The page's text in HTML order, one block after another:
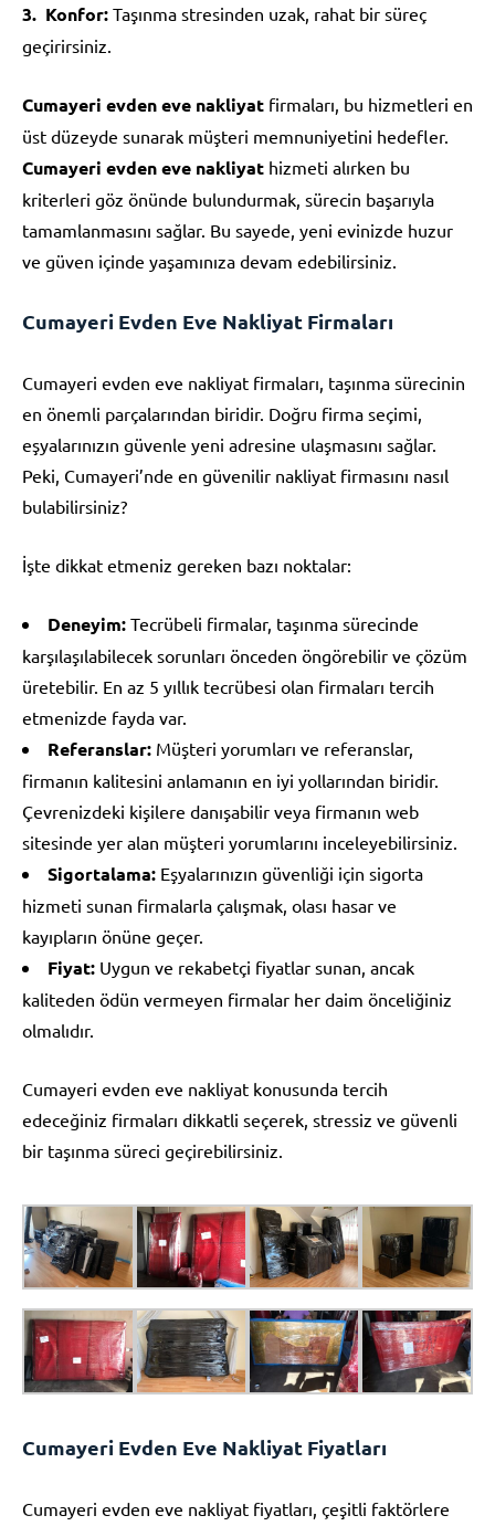
Konfor: Taşınma stresinden uzak, rahat bir süreç
geçirirsiniz.
Cumayeri evden eve nakliyat firmaları, bu hizmetleri en
üst düzeyde sunarak müşteri memnuniyetini hedefler.
Cumayeri evden eve nakliyat hizmeti alırken bu
kriterleri göz önünde bulundurmak, sürecin başarıyla
tamamlanmasını sağlar. Bu sayede, yeni evinizde huzur
ve güven içinde yaşamınıza devam edebilirsiniz.
Cumayeri Evden Eve Nakliyat Firmaları
Cumayeri evden eve nakliyat firmaları, taşınma sürecinin
en önemli parçalarından biridir. Doğru firma seçimi,
eşyalarınızın güvenle yeni adresine ulaşmasını sağlar.
Peki, Cumayeri’nde en güvenilir nakliyat firmasını nasıl
bulabilirsiniz?
İşte dikkat etmeniz gereken bazı noktalar:
Deneyim: Tecrübeli firmalar, taşınma sürecinde
karşılaşılabilecek sorunları önceden öngörebilir ve çözüm
üretebilir. En az 5 yıllık tecrübesi olan firmaları tercih
etmenizde fayda var.
Referanslar: Müşteri yorumları ve referanslar,
firmanın kalitesini anlamanın en iyi yollarından biridir.
Çevrenizdeki kişilere danışabilir veya firmanın web
sitesinde yer alan müşteri yorumlarını inceleyebilirsiniz.
Sigortalama: Eşyalarınızın güvenliği için sigorta
hizmeti sunan firmalarla çalışmak, olası hasar ve
kayıpların önüne geçer.
Fiyat: Uygun ve rekabetçi fiyatlar sunan, ancak
kaliteden ödün vermeyen firmalar her daim önceliğiniz
olmalıdır.
Cumayeri evden eve nakliyat konusunda tercih
edeceğiniz firmaları dikkatli seçerek, stressiz ve güvenli
bir taşınma süreci geçirebilirsiniz.
Cumayeri Evden Eve Nakliyat Fiyatları
Cumayeri evden eve nakliyat fiyatları, çeşitli faktörlere